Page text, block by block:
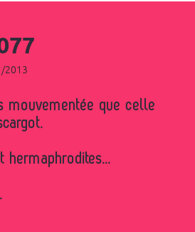
2013
hermaphrodites...
.